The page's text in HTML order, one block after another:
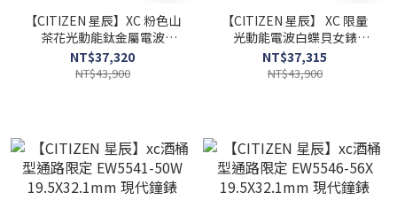
【CITIZEN 星辰】XC 粉色山
茶花光動能鈦金屬電波
ES9498-69N 27mm 現代鐘
錶
NT$37,320
NT$43,900
【CITIZEN 星辰】 XC 限量
光動能電波白蝶貝女錶
ES9506-54N 24mm現代鐘
錶
NT$37,315
NT$43,900